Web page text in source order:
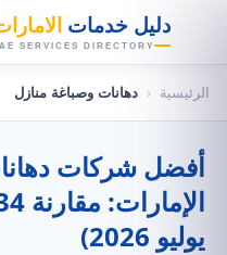
دليل خدمات
SERVICES DIRECTORY
الرئيسية ‹ دهانات وصباغة منازل
أفضل شركات
يوليو 2026)